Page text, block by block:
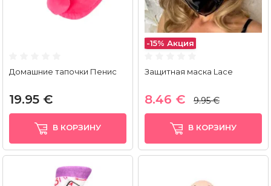
Домашние тапочки Пенис
19.95 €
В КОРЗИНУ
-15% Акция
Защитная маска Lace
8.46 € 9.95 €
В КОРЗИНУ